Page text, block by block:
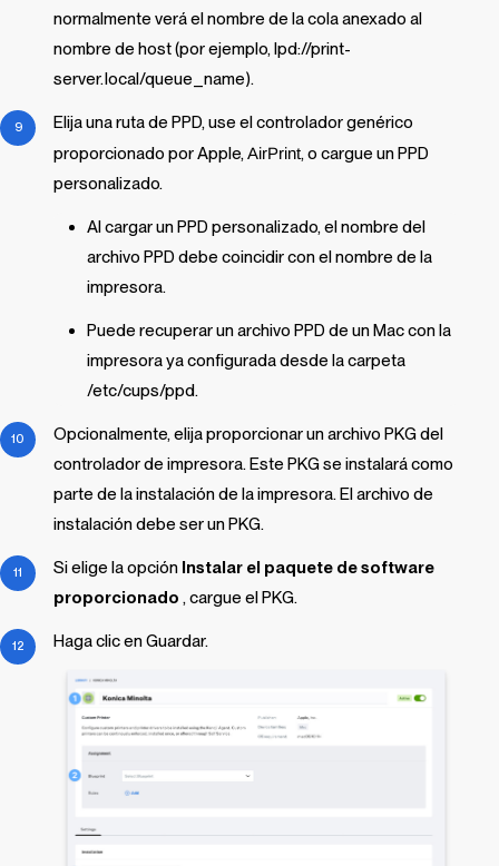
normalmente verá el nombre de la cola anexado al
nombre de host (por ejemplo, lpd://print-
server.local/queue_name).
Elija una ruta de PPD, use el controlador genérico
proporcionado por Apple,AirPrint, o cargue un PPD
personalizado.
Al cargar un PPD personalizado, el nombre del
archivo PPD debe coincidir con el nombre de la
impresora.
Puede recuperar un archivo PPD de un Mac con la
impresora ya configurada desde la carpeta
/etc/cups/ppd.
Opcionalmente, elija proporcionar un archivo PKG del
controlador de impresora. Este PKG se instalará como
parte de la instalación de la impresora. El archivo de
instalación debe ser un PKG.
Si elige la opción Instalar el paquete de software
proporcionado , cargue el PKG.
Haga clic en Guardar.